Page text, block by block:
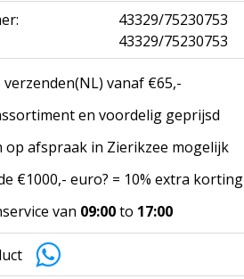
43329/75230753
43329/75230753
verzenden(NL) vanaf €65,-
en voordelig geprijsd
op afspraak in Zierikzee mogelijk
€1000,- euro? = 10% extra korting
van 09:00to 17:00